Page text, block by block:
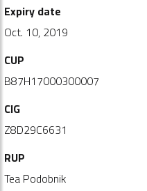
Expiry date
Oct. 10, 2019
CUP
B87H17000300007
CIG
Z8D29C6631
RUP
Tea Podobnik